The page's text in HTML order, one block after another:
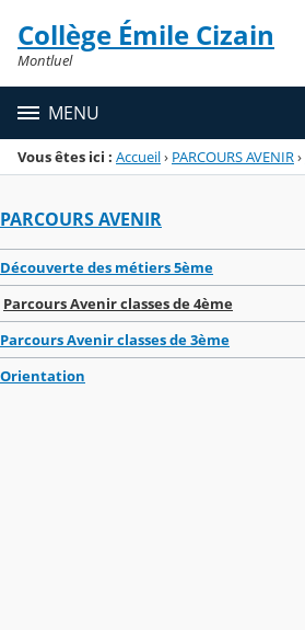
Menu de la rubrique
Contenu
Collège Émile Cizain
Montluel
MENU
Vous êtes ici : Accueil› PARCOURS AVENIR›
PARCOURS AVENIR
Découverte des métiers 5ème
Parcours Avenir classes de 4ème
Parcours Avenir classes de 3ème
Orientation